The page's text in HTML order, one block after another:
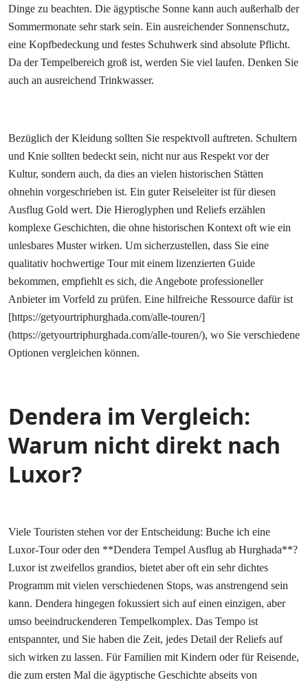
Dinge zu beachten. Die ägyptische Sonne kann auch außerhalb der
Sommermonate sehr stark sein. Ein ausreichender Sonnenschutz,
eine Kopfbedeckung und festes Schuhwerk sind absolute Pflicht.
Da der Tempelbereich groß ist, werden Sie viel laufen. Denken Sie
auch an ausreichend Trinkwasser.
Bezüglich der Kleidung sollten Sie respektvoll auftreten. Schultern
und Knie sollten bedeckt sein, nicht nur aus Respekt vor der
Kultur, sondern auch, da dies an vielen historischen Stätten
ohnehin vorgeschrieben ist. Ein guter Reiseleiter ist für diesen
Ausflug Gold wert. Die Hieroglyphen und Reliefs erzählen
komplexe Geschichten, die ohne historischen Kontext oft wie ein
unlesbares Muster wirken. Um sicherzustellen, dass Sie eine
qualitativ hochwertige Tour mit einem lizenzierten Guide
bekommen, empfiehlt es sich, die Angebote professioneller
Anbieter im Vorfeld zu prüfen. Eine hilfreiche Ressource dafür ist
[https://getyourtriphurghada.com/alle-touren/]
(https://getyourtriphurghada.com/alle-touren/), wo Sie verschiedene
Optionen vergleichen können.
Dendera im Vergleich:
Warum nicht direkt nach
Luxor?
Viele Touristen stehen vor der Entscheidung: Buche ich eine
Luxor-Tour oder den **Dendera Tempel Ausflug ab Hurghada**?
Luxor ist zweifellos grandios, bietet aber oft ein sehr dichtes
Programm mit vielen verschiedenen Stops, was anstrengend sein
kann. Dendera hingegen fokussiert sich auf einen einzigen, aber
umso beeindruckenderen Tempelkomplex. Das Tempo ist
entspannter, und Sie haben die Zeit, jedes Detail der Reliefs auf
sich wirken zu lassen. Für Familien mit Kindern oder für Reisende,
die zum ersten Mal die ägyptische Geschichte abseits von